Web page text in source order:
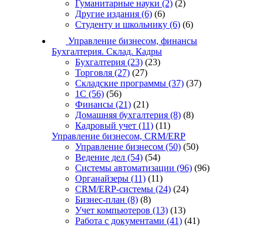
Гуманитарные науки (2) (2)
Другие издания (6) (6)
Студенту и школьнику (6) (6)
Управление бизнесом, финансы
Бухгалтерия. Склад. Кадры
Бухгалтерия (23) (23)
Торговля (27) (27)
Складские программы (37) (37)
1С (56) (56)
Финансы (21) (21)
Домашняя бухгалтерия (8) (8)
Кадровый учет (11) (11)
Управление бизнесом, CRM/ERP
Управление бизнесом (50) (50)
Ведение дел (54) (54)
Системы автоматизации (96) (96)
Органайзеры (11) (11)
CRM/ERP-системы (24) (24)
Бизнес-план (8) (8)
Учет компьютеров (13) (13)
Работа с документами (41) (41)